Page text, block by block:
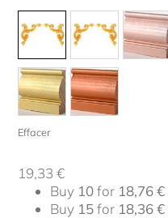
Effacer
19,33€
Buy 10for 18,76€
Buy 15for 18,36€